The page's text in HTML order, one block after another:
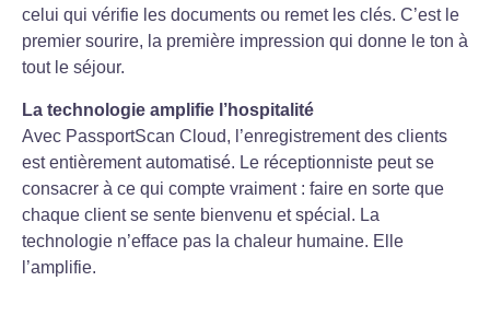
celui qui vérifie les documents ou remet les clés. C’est le
premier sourire, la première impression qui donne le ton à
tout le séjour.
La technologie amplifie l’hospitalité
Avec PassportScan Cloud, l’enregistrement des clients
est entièrement automatisé. Le réceptionniste peut se
consacrer à ce qui compte vraiment : faire en sorte que
chaque client se sente bienvenu et spécial. La
technologie n’efface pas la chaleur humaine. Elle
l’amplifie.